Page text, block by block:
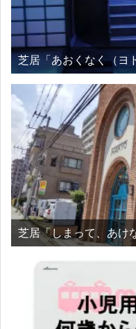
芝居「あおくなく（ヨ
芝居「しまって、あけ